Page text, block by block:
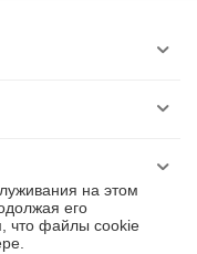
на этом
его
что файлы cookie